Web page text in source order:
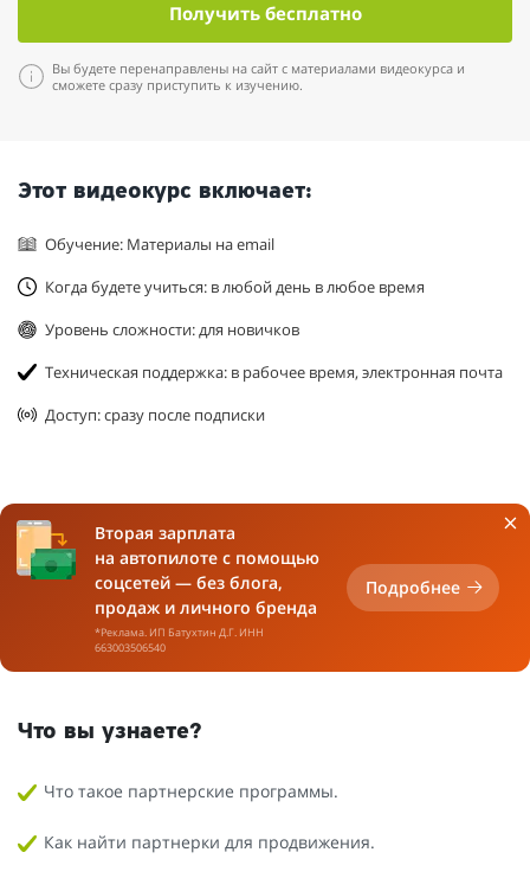
Получить бесплатно
Вы будете перенаправлены на сайт с материалами видеокурса и
сможете сразу приступить к изучению.
Этот видеокурс включает:
Обучение: Материалы на email
Когда будете учиться: в любой день в любое время
Уровень сложности: для новичков
Техническая поддержка: в рабочее время, электронная почта
Доступ: сразу после подписки
Вторая зарплата
на автопилоте с помощью
соцсетей — без блога,
продаж и личного бренда
*Реклама. ИП Батухтин Д.Г. ИНН
663003506540
Подробнее
Что вы узнаете?
Что такое партнерские программы.
Как найти партнерки для продвижения.